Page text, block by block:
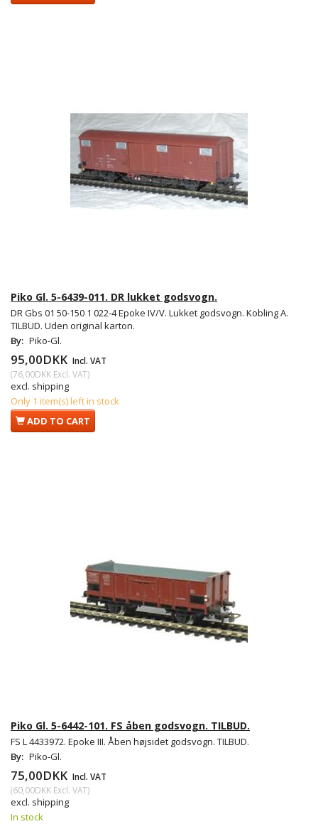
Piko Gl. 5-6439-011. DR lukket godsvogn.
DR Gbs 01 50-150 1 022-4 Epoke IV/V. Lukket godsvogn. Kobling A.
TILBUD. Uden original karton.
By: Piko-Gl.
95,00DKK Incl. VAT
(76,00DKK Excl. VAT)
excl. shipping
Only 1 item(s) left in stock
ADD TO CART
Piko Gl. 5-6442-101. FS åben godsvogn. TILBUD.
FS L 4433972. Epoke III. Åben højsidet godsvogn. TILBUD.
By: Piko-Gl.
75,00DKK Incl. VAT
(60,00DKK Excl. VAT)
excl. shipping
In stock